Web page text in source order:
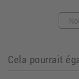
Cela pourrait